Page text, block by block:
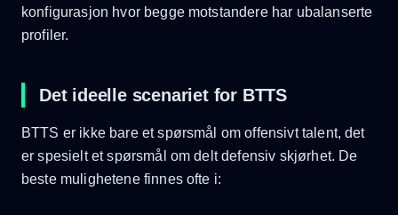
konfigurasjon hvor begge motstandere har ubalanserte
profiler.
Det ideelle scenariet for BTTS
BTTS er ikke bare et spørsmål om offensivt talent, det
er spesielt et spørsmål om delt defensiv skjørhet. De
beste mulighetene finnes ofte i: